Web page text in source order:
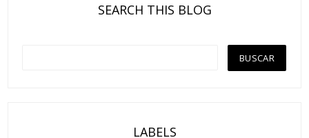
SEARCH THIS BLOG
LABELS